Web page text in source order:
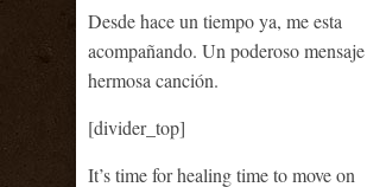
Desde hace un tiempo ya, me esta
acompañando. Un poderoso
hermosa canción.
[divider_top]
It’s time for healing time to move on